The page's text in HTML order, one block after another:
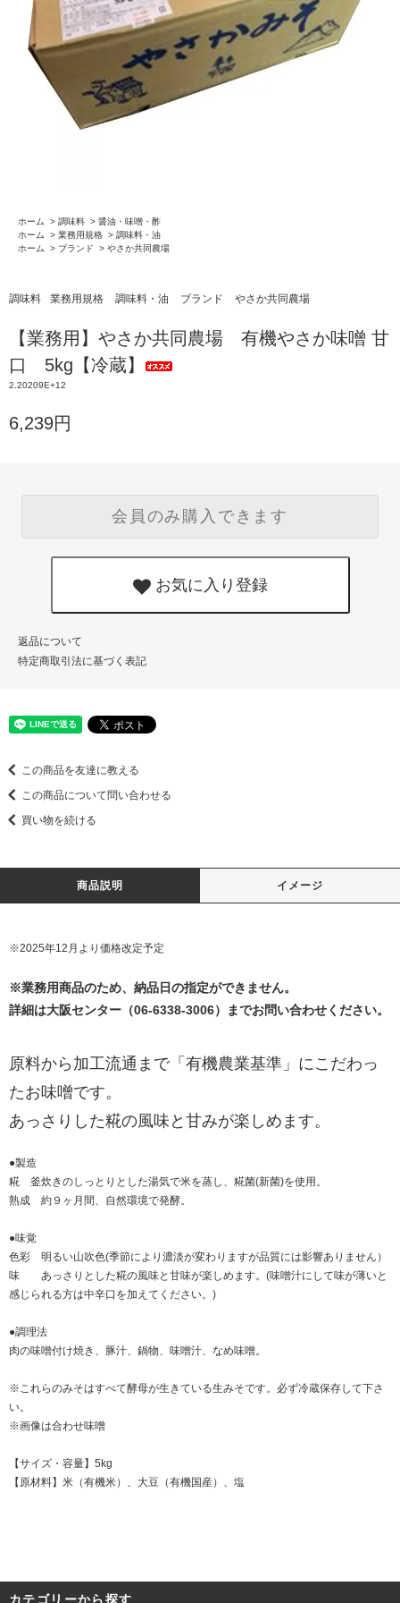
ホーム > 調味料 > 醤油・味噌・酢
ホーム
> 業務用規格 > 調味料・油
ホーム
> ブランド > やさか共同農場
調味料 業務用規格 調味料・油 ブランド やさか共同農場
【業務用】やさか共同農場 有機やさか味噌 甘
口 5kg【冷蔵】
2.20209E+12
6,239円
会員のみ購入できます
お気に入り登録
返品について
特定商取引法に基づく表記
この商品を友達に教える
この商品について問い合わせる
買い物を続ける
商品説明 イメージ
※2025年12月より価格改定予定
※業務用商品のため、納品日の指定ができません。
詳細は大阪センター（06-6338-3006）までお問い合わせください。
原料から加工流通まで「有機農業基準」にこだわっ
たお味噌です。
あっさりした糀の風味と甘みが楽しめます。
●製造
糀 釜炊きのしっとりとした湯気で米を蒸し、糀菌(新菌)を使用。
熟成 約９ヶ月間、自然環境で発酵。
●味覚
色彩 明るい山吹色(季節により濃淡が変わりますが品質には影響ありません）
味 あっさりとした糀の風味と甘味が楽しめます。(味噌汁にして味が薄いと
感じられる方は中辛口を加えてください。)
●調理法
肉の味噌付け焼き、豚汁、鍋物、味噌汁、なめ味噌。
※これらのみそはすべて酵母が生きている生みそです。必ず冷蔵保存して下さ
い。
※画像は合わせ味噌
【サイズ・容量】5kg
【原材料】米（有機米）、大豆（有機国産）、塩
カテゴリーから探す